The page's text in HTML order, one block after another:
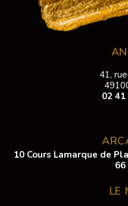
41,
02
10 Cours Lamarque de
66
LE